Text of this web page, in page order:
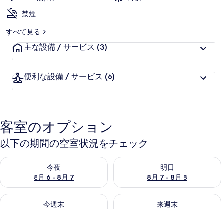
ン
カ
ト
の
写
ギ
禁煙
すべて見る
主な設備 / サービス (3)
便利な設備 / サービス (6)
客室のオプション
以下の期間の空室状況をチェック
今夜
8月 6 - 8月 7
今夜 8月 6 - 8月 7 の空室状況をチェック
明日
8月 7 - 8月 8
明日 8月 7 - 8月 8 の空室状況
今週末
今週末 8月 7 - 8月 9 の空室状況をチェック
来週末
来週末 8月 14 - 8月 16 の空室